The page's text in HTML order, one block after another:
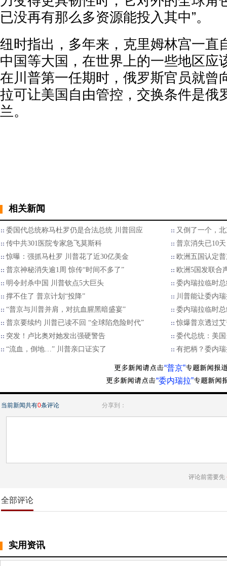
已没再有那么多资源能投入其中”。
纽时指出，多年来，克里姆林宫一直
中国等大国，在世界上的一些地区应
在川普第一任期时，俄罗斯官员就曾
拉可让美国自由管控，交换条件是俄
兰。
相关新闻
委国代总统称马杜罗仍是合法总统 川普回应
又倒了一个，
传中共301医院专家急飞莫斯科
普京消失已10
惊曝：强抓马杜罗 川普花了近30亿美金
欧洲五国认定
普京神秘消失逾1周 惊传“时间不多了”
欧洲5国发联合
明令封杀中国 川普钦点5大巨头
委内瑞拉临时
撑不住了 普京计划“投降”
川普能让委内
“普京与川普并肩，对抗血腥黑暗盛宴”
委内瑞拉临时
普京要续约 川普已读不回 “全球陷危险时代”
惊爆普京透过
突发！卢比奥对她发出强硬警告
委代总统：美
“流血，倒地…” 川普亲口证实了
有把柄？委内
“普京”
“委内瑞拉”
当前新闻共有0条评论 分享到：
评论前需要先
全部评论
实用资讯